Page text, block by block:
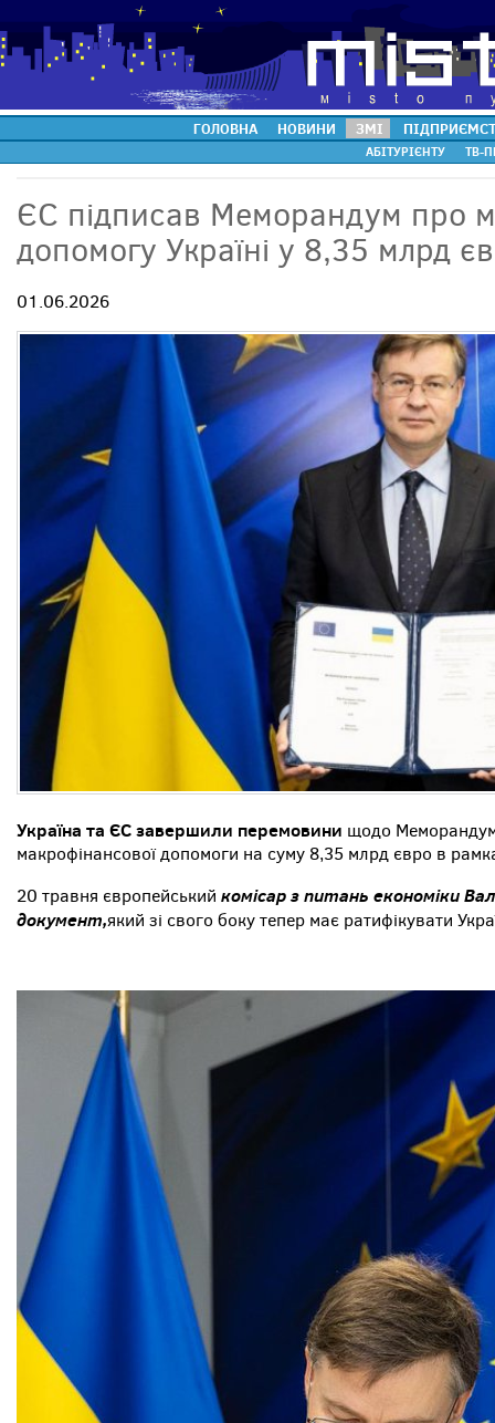
ГОЛОВНА НОВИНИ ЗМІ
АБІТУРІЄНТУ ТВ-
ЄС підписав Меморандум про
допомогу Україні у 8,35 млрд
01.06.2026
Україна та ЄС завершили перемовини щодо
макрофінансової допомоги на суму 8,35 млрд євро в
20 травня європейський комісар з питань економіки
документ,який зі свого боку тепер має ратифікувати